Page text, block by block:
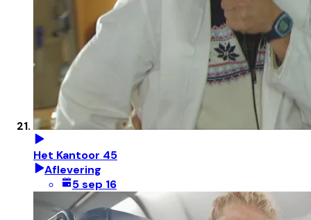
Het Kantoor 45
Aflevering
5 sep 16